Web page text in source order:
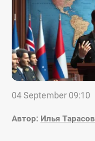
04 September 09:10
Автор: Илья Тарасов